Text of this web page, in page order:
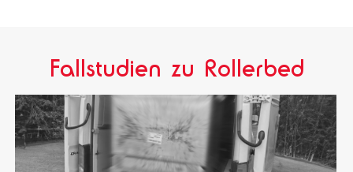
Fallstudien zu Rollerbed